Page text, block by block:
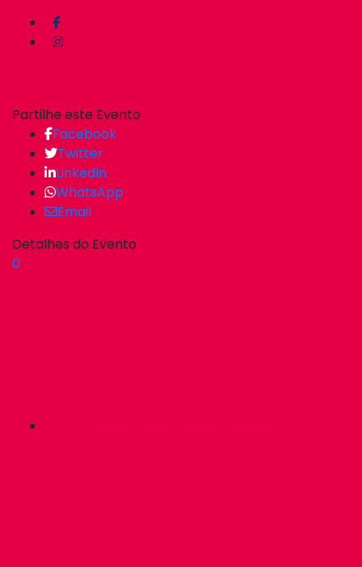
Partilhe este Evento
Facebook
Twitter
LinkedIn
WhatsApp
Email
Detalhes do Evento
0